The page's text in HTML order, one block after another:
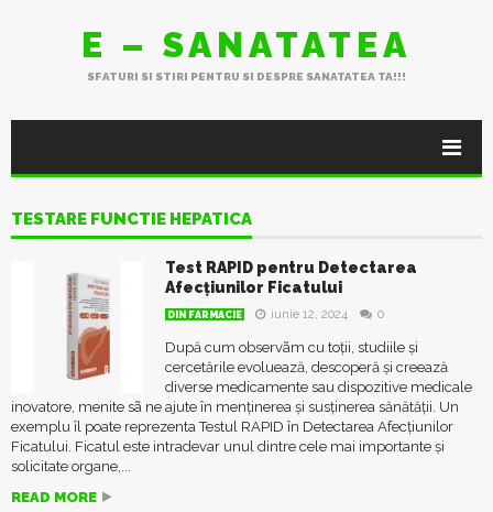
E – SANATATEA
SFATURI SI STIRI PENTRU SI DESPRE SANATATEA TA!!!
TESTARE FUNCTIE HEPATICA
Test RAPID pentru Detectarea
Afecțiunilor Ficatului
DIN FARMACIE iunie 12, 2024 0
După cum observãm cu toții, studiile și
cercetările evoluează, descoperă și creează
diverse medicamente sau dispozitive medicale
inovatore, menite sã ne ajute în menținerea și susținerea sănătății. Un
exemplu îl poate reprezenta Testul RAPID în Detectarea Afecțiunilor
Ficatului. Ficatul este intradevar unul dintre cele mai importante și
solicitate organe,...
READ MORE